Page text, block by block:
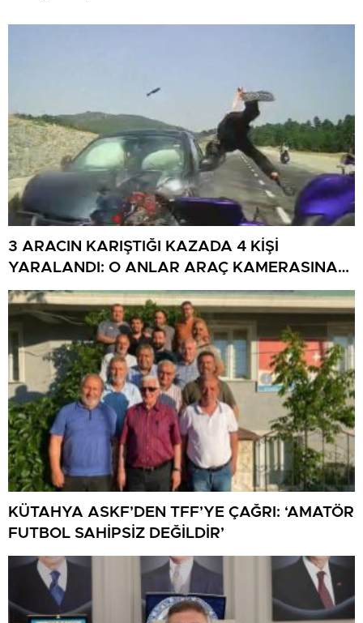
3 ARACIN KARIŞTIĞI KAZADA 4 KİŞİ
YARALANDI: O ANLAR ARAÇ KAMERASINA
YANSIDI
KÜTAHYA ASKF’DEN TFF’YE ÇAĞRI: ‘AMATÖR
FUTBOL SAHİPSİZ DEĞİLDİR’